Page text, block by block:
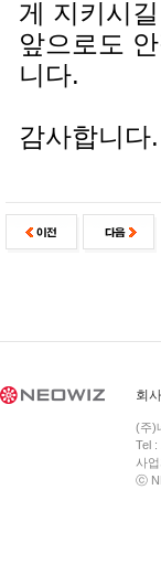
게 지키시
앞으로도
니다.
감사합니다.
회
(주)
Tel
사
ⓒ